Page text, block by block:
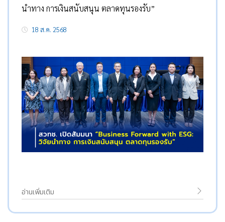
นำทาง การเงินสนับสนุน ตลาดทุนรองรับ”
18 ส.ค. 2568
อ่านเพิ่มเติม